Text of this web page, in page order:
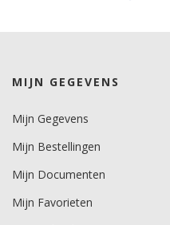
metallics 5 jaar.
Brandveiligheidscertificaat
MIJN GEGEVENS
Mijn Gegevens
Mijn Bestellingen
Mijn Documenten
Mijn Favorieten